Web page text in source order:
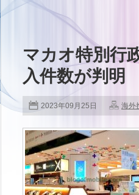
マカオ特別行
入件数が判明
2023年09月25日 海外